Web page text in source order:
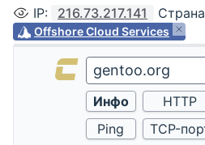
IP: 216.73.217.141 Страна
Offshore Cloud Services